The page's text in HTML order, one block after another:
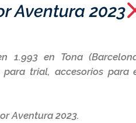
Aventura 2023
1.993 en Tona
trial, accesorios para
Aventura 2023.